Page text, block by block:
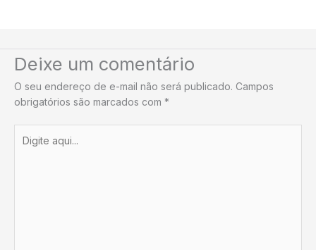
Deixe um comentário
O seu endereço de e-mail não será publicado. Campos
obrigatórios são marcados com *
aqui...